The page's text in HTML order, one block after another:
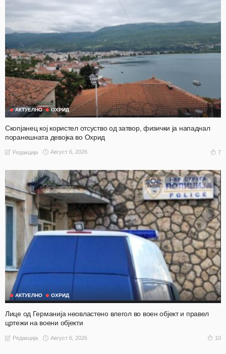
АКТУЕЛНО ОХРИД
Скопјанец кој користел отсуство од затвор, физички ја нападнал
поранешната девојка во Охрид
Редакција Август 6, 2026 7
АКТУЕЛНО ОХРИД
Лице од Германија неовластено влегол во воен објект и правел
цртежи на воени објекти
Редакција Август 6, 2026 10